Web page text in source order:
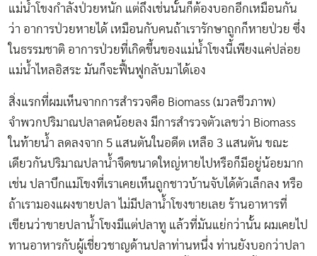
แม่น้ำโขงกำลังป่วยหนัก แต่ถึงเช่นนั้นก็ต้องบอกอีกเหมือนกัน
ว่า อาการป่วยหายได้ เหมือนกับคนถ้าเรารักษาถูกก็หายป่วย ซึ่ง
ในธรรมชาติ อาการป่วยที่เกิดขึ้นของแม่น้ำโขงนี้เพียงแค่ปล่อย
แม่น้ำไหลอิสระ มันก็จะฟื้นฟูกลับมาได้เอง
สิ่งแรกที่ผมเห็นจากการสำรวจคือ Biomass (มวลชีวภาพ)
จำพวกปริมาณปลาลดน้อยลง มีการสำรวจตัวเลขว่า Biomass
ในท้ายน้ำ ลดลงจาก 5 แสนตันในอดีต เหลือ 3 แสนตัน ขณะ
เดียวกันปริมาณปลาน้ำจืดขนาดใหญ่หายไปหรือก็มีอยู่น้อยมาก
เช่น ปลาบึกแม่โขงที่เราเคยเห็นถูกชาวบ้านจับได้ตัวเล็กลง หรือ
ถ้าเรามองแผงขายปลา ไม่มีปลาน้ำโขงขายเลย ร้านอาหารที่
เขียนว่าขายปลาน้ำโขงมีแต่ปลาทู แล้วที่มันแย่กว่านั้น ผมเคยไป
ทานอาหารกับผู้เชี่ยวชาญด้านปลาท่านหนึ่ง ท่านยังบอกว่าปลา